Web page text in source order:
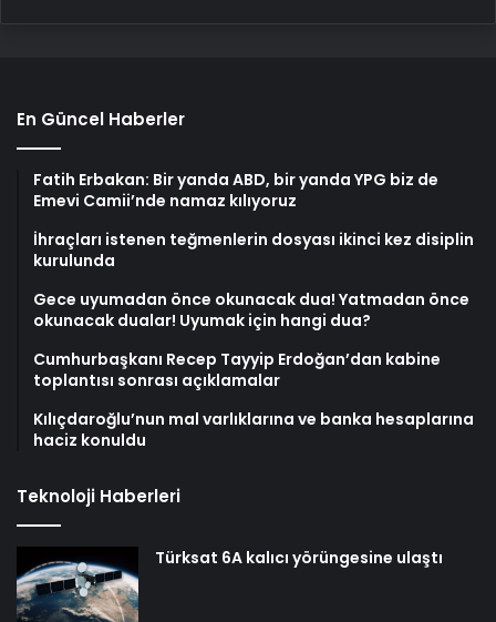
En Güncel Haberler
Fatih Erbakan: Bir yanda ABD, bir yanda YPG biz de
Emevi Camii’nde namaz kılıyoruz
İhraçları istenen teğmenlerin dosyası ikinci kez disiplin
kurulunda
Gece uyumadan önce okunacak dua! Yatmadan önce
okunacak dualar! Uyumak için hangi dua?
Cumhurbaşkanı Recep Tayyip Erdoğan’dan kabine
toplantısı sonrası açıklamalar
Kılıçdaroğlu’nun mal varlıklarına ve banka hesaplarına
haciz konuldu
Teknoloji Haberleri
Türksat 6A kalıcı yörüngesine ulaştı